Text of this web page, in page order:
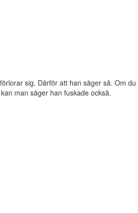
sig. Därför att han säger så. Om du
man säger han fuskade också.